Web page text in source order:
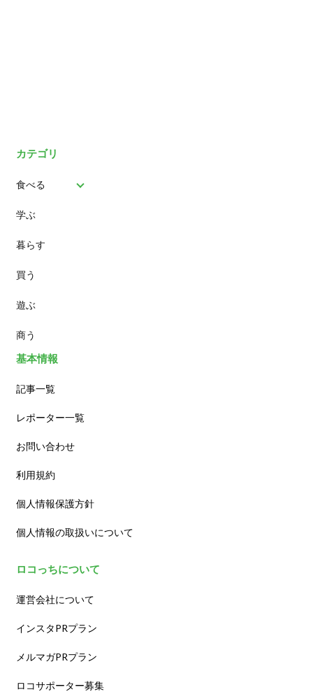
カテゴリ
食べる
パン
スイーツ
ランチ
カフェ
学ぶ
暮らす
買う
遊ぶ
商う
基本情報
記事一覧
レポーター一覧
お問い合わせ
利用規約
個人情報保護方針
個人情報の取扱いについて
ロコっちについて
運営会社について
インスタPRプラン
メルマガPRプラン
ロコサポーター募集